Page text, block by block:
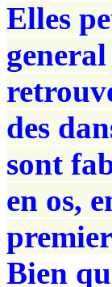
Elles
des
sont
en os,
Bien